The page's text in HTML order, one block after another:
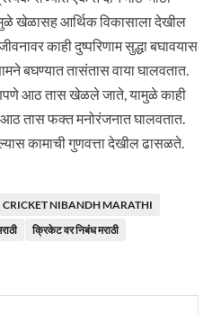
खेळासह आर्थिक विकासाला देखील
काही दुष्परिणाम सुद्धा बघावयास
बघण्यात तासंतास वाया घालवतात.
आठ तास खेळले जाते, यामुळे काही
तास फक्त मनोरंजनात घालवतात.
कामाची गुणवत्ता देखील ढासळते.
CRICKET NIBANDH MARATHI
क्रिकेट वर निबंध मराठी